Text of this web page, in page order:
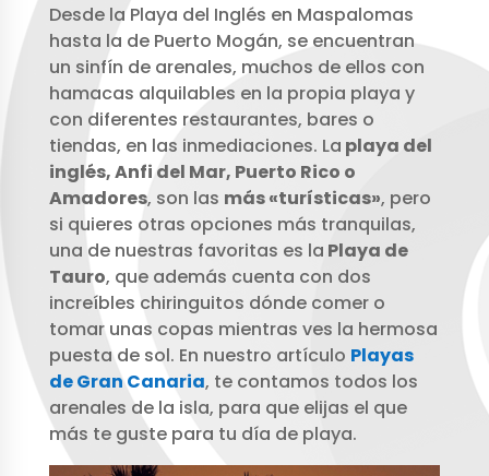
Desde la Playa del Inglés en Maspalomas
hasta la de Puerto Mogán, se encuentran
un sinfín de arenales, muchos de ellos con
hamacas alquilables en la propia playa y
con diferentes restaurantes, bares o
tiendas, en las inmediaciones. La playa del
inglés, Anfi del Mar, Puerto Rico o
Amadores, son las más «turísticas», pero
si quieres otras opciones más tranquilas,
una de nuestras favoritas es la Playa de
Tauro, que además cuenta con dos
increíbles chiringuitos dónde comer o
tomar unas copas mientras ves la hermosa
puesta de sol. En nuestro artículo Playas
de Gran Canaria, te contamos todos los
arenales de la isla, para que elijas el que
más te guste para tu día de playa.